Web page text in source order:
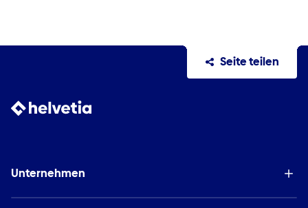
Seite teilen
Unternehmen